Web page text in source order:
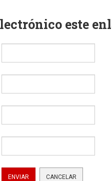
este
ENVIAR CANCELAR